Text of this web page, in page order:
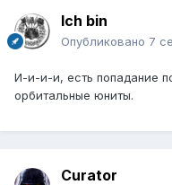
Ich bin
Опубликовано 7
И-и-и-и, есть попадание
орбитальные юниты.
Curator